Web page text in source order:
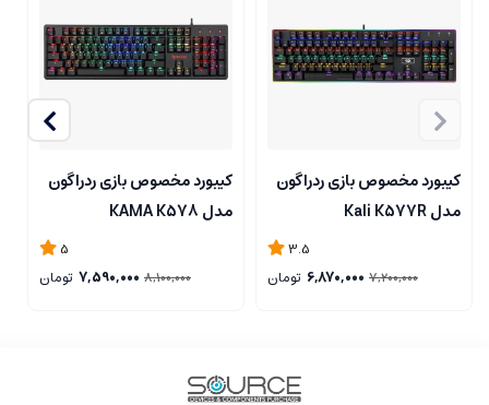
کیبورد مخصوص بازی ردراگون
مدل Kali K577R
3.5
7,200,000
6,870,000 تومان
کیبورد مخصوص بازی ردراگون
مدل KAMA K578
5
8,100,000
7,590,000 تومان